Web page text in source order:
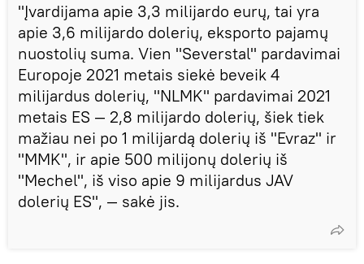
"Įvardijama apie 3,3 milijardo eurų, tai yra
apie 3,6 milijardo dolerių, eksporto pajamų
nuostolių suma. Vien "Severstal" pardavimai
Europoje 2021 metais siekė beveik 4
milijardus dolerių, "NLMK" pardavimai 2021
metais ES — 2,8 milijardo dolerių, šiek tiek
mažiau nei po 1 milijardą dolerių iš "Evraz" ir
"MMK", ir apie 500 milijonų dolerių iš
"Mechel", iš viso apie 9 milijardus JAV
dolerių ES", — sakė jis.